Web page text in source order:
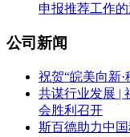
申报推荐工作
公司新闻
祝贺“皖美向新·
共谋行业发展 |
会胜利召开
斯百德助力中